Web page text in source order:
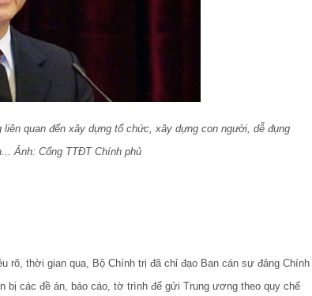
quan đến xây dựng tổ chức, xây dựng con người, dễ đụng
Ảnh: Cổng TTĐT Chính phủ
rõ, thời gian qua, Bộ Chính trị đã chỉ đạo Ban cán sự đảng Chính
bị các đề án, báo cáo, tờ trình để gửi Trung ương theo quy chế